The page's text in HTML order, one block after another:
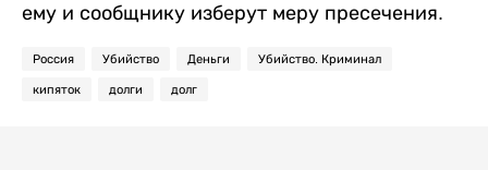
ему и сообщнику изберут меру пресечения.
Россия Убийство Деньги Убийство. Криминал
кипяток долги долг